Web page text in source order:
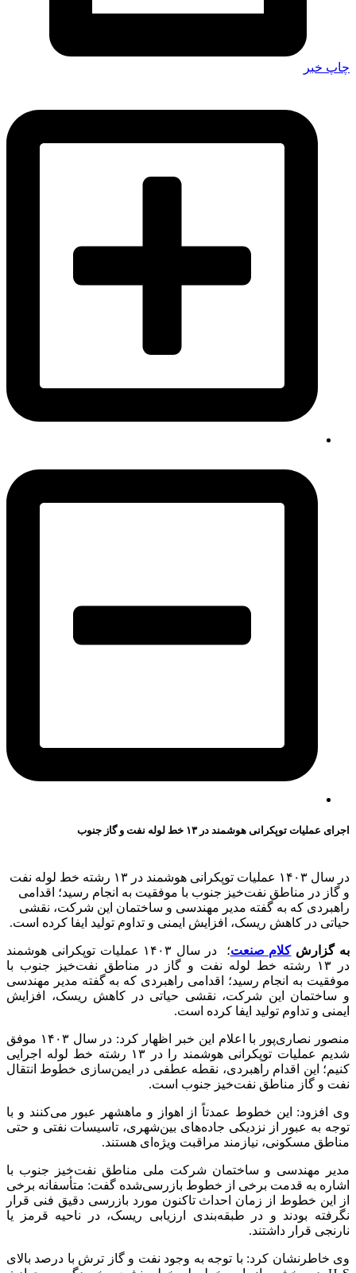
چاپ خبر
اجرای عملیات توپکرانی هوشمند در ۱۳ خط لوله نفت و گاز جنوب
در سال ۱۴۰۳ عملیات توپکرانی هوشمند در ۱۳ رشته خط لوله نفت
و گاز در مناطق نفت‌خیز جنوب با موفقیت به انجام رسید؛ اقدامی
راهبردی که به گفته مدیر مهندسی و ساختمان این شرکت، نقشی
حیاتی در کاهش ریسک، افزایش ایمنی و تداوم تولید ایفا کرده است.
به گزارش کلام صنعت
؛ در سال ۱۴۰۳ عملیات توپکرانی هوشمند
در ۱۳ رشته خط لوله نفت و گاز در مناطق نفت‌خیز جنوب با
موفقیت به انجام رسید؛ اقدامی راهبردی که به گفته مدیر مهندسی
و ساختمان این شرکت، نقشی حیاتی در کاهش ریسک، افزایش
ایمنی و تداوم تولید ایفا کرده است.
منصور نصاری‌پور با اعلام این خبر اظهار کرد: در سال ۱۴۰۳ موفق
شدیم عملیات توپکرانی هوشمند را در ۱۳ رشته خط لوله اجرایی
کنیم؛ این اقدام راهبردی، نقطه عطفی در ایمن‌سازی خطوط انتقال
نفت و گاز مناطق نفت‌خیز جنوب است.
وی افزود: این خطوط عمدتاً از اهواز و ماهشهر عبور می‌کنند و با
توجه به عبور از نزدیکی جاده‌های بین‌شهری، تاسیسات نفتی و حتی
مناطق مسکونی، نیازمند مراقبت ویژه‌ای هستند.
مدیر مهندسی و ساختمان شرکت ملی مناطق نفت‌خیز جنوب با
اشاره به قدمت برخی از خطوط بازرسی‌شده گفت: متأسفانه برخی
از این خطوط از زمان احداث تاکنون مورد بازرسی دقیق فنی قرار
نگرفته بودند و در طبقه‌بندی ارزیابی ریسک، در ناحیه قرمز یا
نارنجی قرار داشتند.
وی خاطرنشان کرد: با توجه به وجود نفت و گاز ترش با درصد بالای